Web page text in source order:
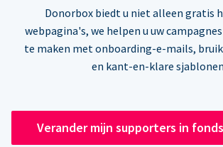
Donorbox biedt u niet alleen gratis
webpagina's, we helpen u uw
te maken met onboarding-e-mails,
en kant-en-klare
Verander mijn supporters in